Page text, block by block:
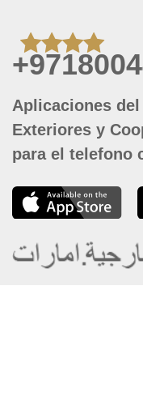
Aplicaciones
Exteriores y
para el telefono